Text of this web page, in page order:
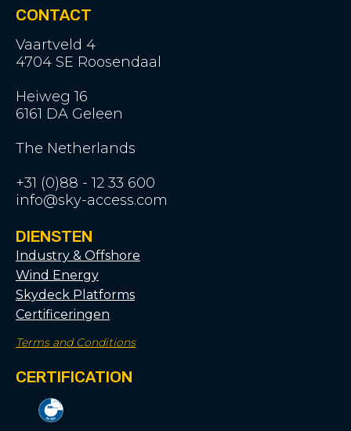
CONTACT
Vaartveld 4
4704 SE Roosendaal
Heiweg 16
6161 DA Geleen
The Netherlands
+31 (0)88 - 12 33 600
info@sky-access.com
DIENSTEN
Industry & Offshore
Wind Energy
Skydeck Platforms
Certificeringen
Terms and Conditions
CERTIFICATION